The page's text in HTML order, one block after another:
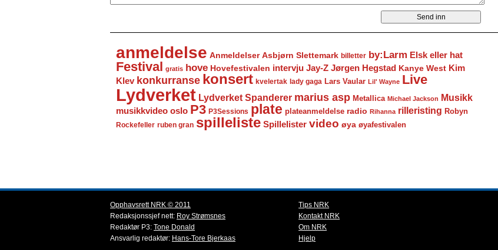
anmeldelse Anmeldelser Asbjørn Slettemark billetter by:Larm Elsk eller hat
Festival gratis hove Hovefestivalen intervju Jay-Z Jørgen Hegstad Kanye West Kim
Klev konkurranse konsert kvelertak lady gaga Lars Vaular Lil' Wayne Live
Lydverket Lydverket Spanderer marius asp Metallica Michael Jackson
Musikk
musikkvideo oslo P3 P3Sessions plate plateanmeldelse radio Rihanna rilleristing Robyn
Rockefeller ruben gran spilleliste Spillelister video øya øyafestivalen
Opphavsrett NRK © 2011
Redaksjonssjef nett: Roy Strømsnes
Redaktør P3: Tone Donald
Ansvarlig redaktør: Hans-Tore Bjerkaas
Tips NRK
Kontakt NRK
Om NRK
Hjelp